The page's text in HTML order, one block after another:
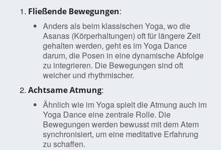
Fließende Bewegungen:
Anders als beim klassischen Yoga, wo die
Asanas (Körperhaltungen) oft für längere Zeit
gehalten werden, geht es im Yoga Dance
darum, die Posen in eine dynamische Abfolge
zu integrieren. Die Bewegungen sind oft
weicher und rhythmischer.
Achtsame Atmung:
Ähnlich wie im Yoga spielt die Atmung auch im
Yoga Dance eine zentrale Rolle. Die
Bewegungen werden bewusst mit dem Atem
synchronisiert, um eine meditative Erfahrung
zu schaffen.